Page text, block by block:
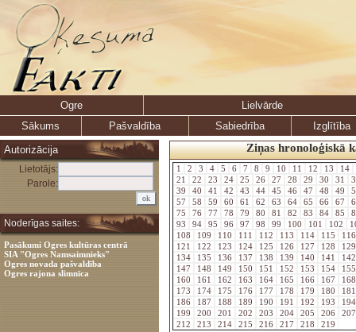
Ogre
Lielvārde
Sākums
Pašvaldība Sabiedrība
Izglītība
Autorizācija
Lietotājs:
Parole:
Noderīgas saites:
Pasākumi Ogres kultūras centrā
SIA "Ogres Namsaimnieks"
Ogres novada pašvaldība
Ogres rajona slimnīca
Ziņas hronoloģiskā
1 2 3 4 5 6 7 8 9 10 11 12 13 14
21
22 23 24 25 26 27 28 29 30 31
39
40 41 42 43 44 45 46 47 48 49
57
58 59 60 61 62 63 64 65 66 67
75
76 77 78 79 80 81 82 83 84 85
93
94 95 96 97 98 99 100 101 102
108
109 110 111 112 113 114 115
121
122 123 124 125 126 127 128
134
135 136 137 138 139 140 141
147
148 149 150 151 152 153 154
160
161 162 163 164 165 166 167
173
174 175 176 177 178 179 180
186
187 188 189 190 191 192 193
199
200 201 202 203 204 205 206
212
213 214 215 216 217 218 219